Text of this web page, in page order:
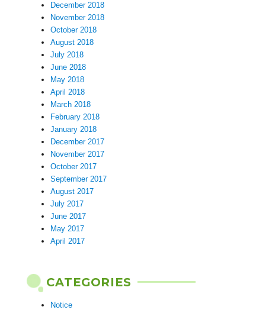
December 2018
November 2018
October 2018
August 2018
July 2018
June 2018
May 2018
April 2018
March 2018
February 2018
January 2018
December 2017
November 2017
October 2017
September 2017
August 2017
July 2017
June 2017
May 2017
April 2017
CATEGORIES
Notice